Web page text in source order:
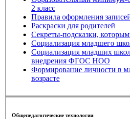
2 класс
Правила оформления
Раскраски для родителей
Секреты-подсказки,
Социализация младшего
Социализация младших
внедрения ФГОС НОО
Формирование личности в
возрасте
Общепедагогические технологии